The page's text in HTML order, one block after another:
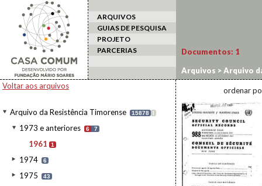
ARQUIVOS
GUIAS DE PESQUISA
PROJETO
PARCERIAS
Voltar aos arquivos
Arquivo da Resistência Timorense 15878 I
1973 e anteriores 6 7
1961 1
1974 6
1975 43
Documentos: 1
Arquivos >Arquivo
ordenar